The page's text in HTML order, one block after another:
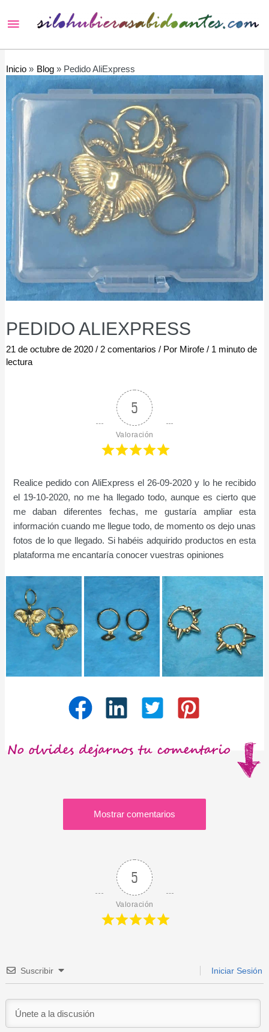
Menú
principal
Inicio Blog Pedido AliExpress
PEDIDO ALIEXPRESS
21 de octubre de 2020/ 2 comentarios / Por Mirofe / 1 minuto de
lectura
5
Valoración
Realice pedido con AliExpress el 26-09-2020 y lo he recibido
el 19-10-2020, no me ha llegado todo, aunque es cierto que
me daban diferentes fechas, me gustaría ampliar esta
información cuando me llegue todo, de momento os dejo unas
fotos de lo que llegado. Si habéis adquirido productos en esta
plataforma me encantaría conocer vuestras opiniones
Mostrar comentarios
5
Valoración
Suscribir Iniciar Sesión